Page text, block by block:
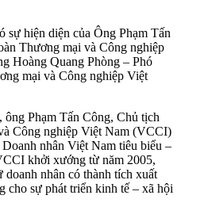
sự hiện diện của Ông Phạm Tấn
Thương mại và Công nghiệp
Hoàng Quang Phòng – Phó
mại và Công nghiệp Việt
ông Phạm Tấn Công, Chủ tịch
Công nghiệp Việt Nam (VCCI)
nhân Việt Nam tiêu biểu –
khởi xướng từ năm 2005,
nhân có thành tích xuất
cho sự phát triển kinh tế – xã hội